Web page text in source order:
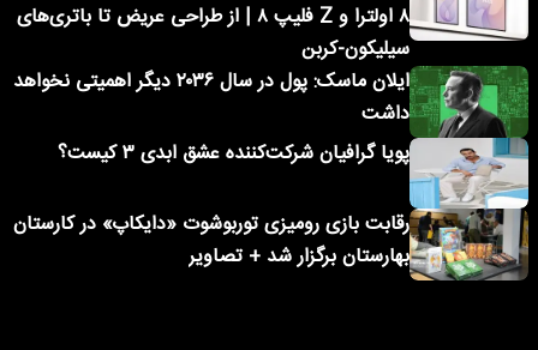
۸ اولترا و Z فلیپ ۸ | از طراحی عریض تا باتری‌های
سیلیکون-کربن
ایلان ماسک: پول در سال ۲۰۳۶ دیگر اهمیتی نخواهد
داشت
پویا گرافیان شرکت‌کننده عشق ابدی ۳ کیست؟
رقابت بازی رومیزی توربوشوت «دایکاپ» در کارستان
بهارستان برگزار شد + تصاویر